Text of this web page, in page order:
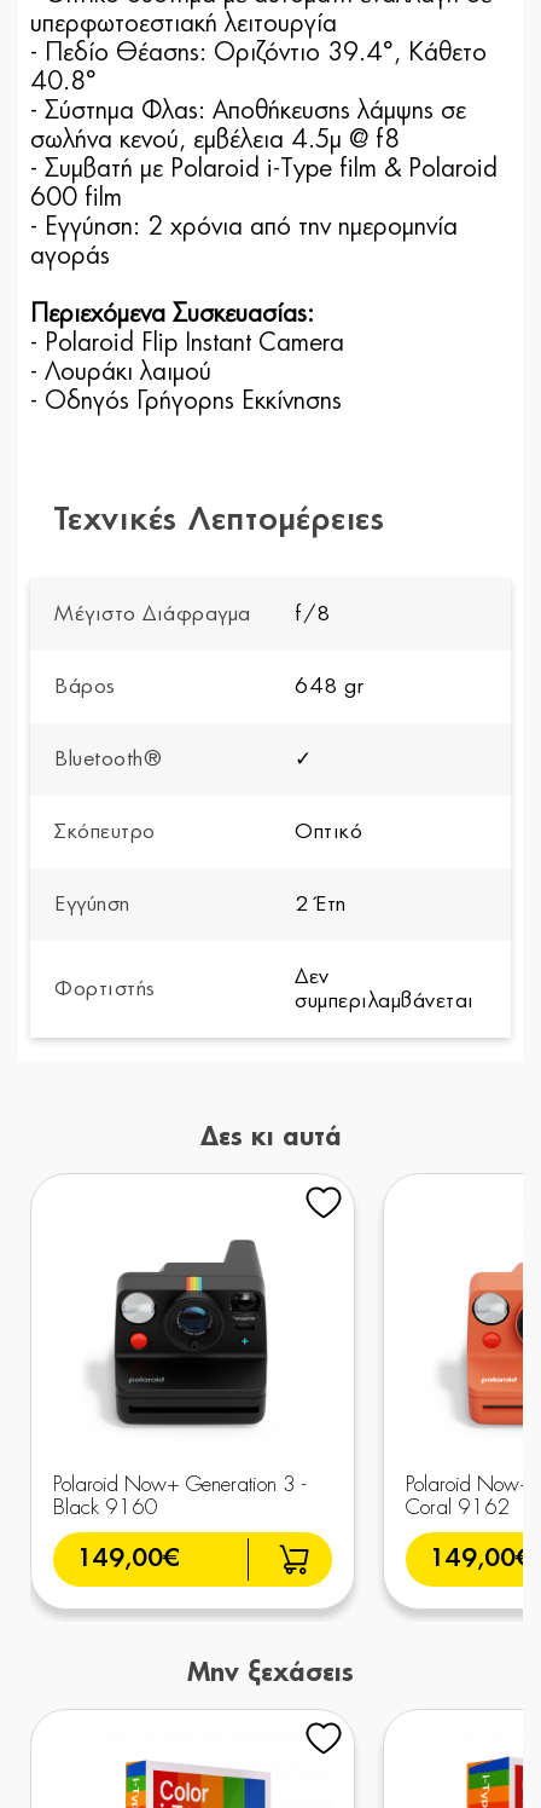
υπερφωτοεστιακή λειτουργία
- Πεδίο Θέασης: Οριζόντιο 39.4°, Κάθετο
40.8°
- Σύστημα Φλας: Αποθήκευσης λάμψης σε
σωλήνα κενού, εμβέλεια 4.5μ @ f8
- Συμβατή με Polaroid i-Type film & Polaroid
600 film
- Εγγύηση: 2 χρόνια από την ημερομηνία
αγοράς
Περιεχόμενα Συσκευασίας:
- Polaroid Flip Instant Camera
- Λουράκι λαιμού
- Οδηγός Γρήγορης Εκκίνησης
Τεχνικές Λεπτομέρειες
Μέγιστο Διάφραγμα f/8
Βάρος 648 gr
Bluetooth® ✓
Σκόπευτρο Οπτικό
Εγγύηση 2 Έτη
Φορτιστής
Δεν
συμπεριλαμβάνεται
Δες κι αυτά
Polaroid Now+ Generation 3 -
Black 9160
149,00€
Polaroid Now+
Coral 9162
149,00€
Μην ξεχάσεις